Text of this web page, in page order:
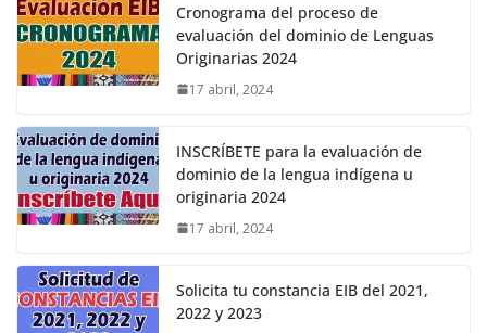
Cronograma del proceso de
evaluación del dominio de Lenguas
Originarias 2024
17 abril, 2024
INSCRÍBETE para la evaluación de
dominio de la lengua indígena u
originaria 2024
17 abril, 2024
Solicita tu constancia EIB del 2021,
2022 y 2023